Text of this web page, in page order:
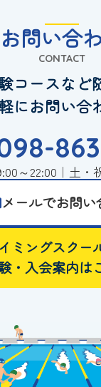
お問い合
CONTACT
コースなど
にお問い合
～22:00｜土・
メールでお問い
ミングスクー
・入会案内は